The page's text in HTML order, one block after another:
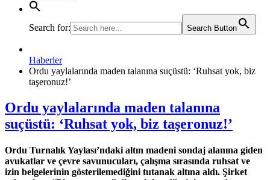
Search for: Search Button
Haberler
Ordu yaylalarında maden talanına suçüstü: ‘Ruhsat yok, biz
taşeronuz!’
Ordu yaylalarında maden talanına
suçüstü: ‘Ruhsat yok, biz taşeronuz!’
Ordu Turnalık Yaylası’ndaki altın madeni sondaj alanına giden
avukatlar ve çevre savunucuları, çalışma sırasında ruhsat ve
izin belgelerinin gösterilemediğini tutanak altına aldı. Şirket